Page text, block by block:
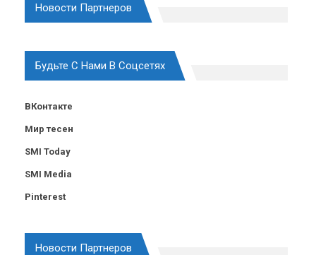
Новости Партнеров
Будьте С Нами В Соцсетях
ВКонтакте
Мир тесен
SMI Today
SMI Media
Pinterest
Новости Партнеров